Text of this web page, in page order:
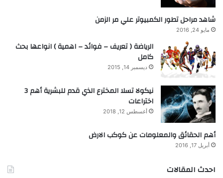
شاهد مراحل تطور الكمبيوتر علي مر الزمن
مايو 24, 2016
الرياضة ( تعريف – فوائد – اهمية ) انواعها بحث
كامل
ديسمبر 14, 2015
نيكولا تسلا المخترع الذي قدم للبشرية أهم 3
اختراعات
أغسطس 12, 2018
أهم الحقائق والمعلومات عن كوكب الارض
أبريل 17, 2016
احدث المقالات